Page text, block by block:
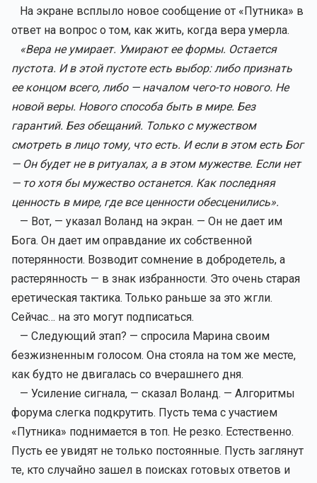
На экране всплыло новое сообщение от «Путника» в
ответ на вопрос о том, как жить, когда вера умерла.
«Вера не умирает. Умирают ее формы. Остается
пустота. И в этой пустоте есть выбор: либо признать
ее концом всего, либо — началом чего-то нового. Не
новой веры. Нового способа быть в мире. Без
гарантий. Без обещаний. Только с мужеством
смотреть в лицо тому, что есть. И если в этом есть Бог
— Он будет не в ритуалах, а в этом мужестве. Если нет
— то хотя бы мужество останется. Как последняя
ценность в мире, где все ценности обесценились».
— Вот, — указал Воланд на экран. — Он не дает им
Бога. Он дает им оправдание их собственной
потерянности. Возводит сомнение в добродетель, а
растерянность — в знак избранности. Это очень старая
еретическая тактика. Только раньше за это жгли.
Сейчас… на это могут подписаться.
— Следующий этап? — спросила Марина своим
безжизненным голосом. Она стояла на том же месте,
как будто не двигалась со вчерашнего дня.
— Усиление сигнала, — сказал Воланд. — Алгоритмы
форума слегка подкрутить. Пусть тема с участием
«Путника» поднимается в топ. Не резко. Естественно.
Пусть ее увидят не только постоянные. Пусть заглянут
те, кто случайно зашел в поисках готовых ответов и